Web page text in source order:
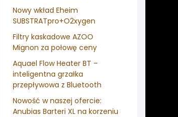
Nowy wkład Eheim
SUBSTRATpro+O2xygen
Filtry kaskadowe AZOO
Mignon za połowę ceny
Aquael Flow Heater BT –
inteligentna grzałka
przepływowa z Bluetooth
Nowość w naszej ofercie:
Anubias Barteri XL na korzeniu